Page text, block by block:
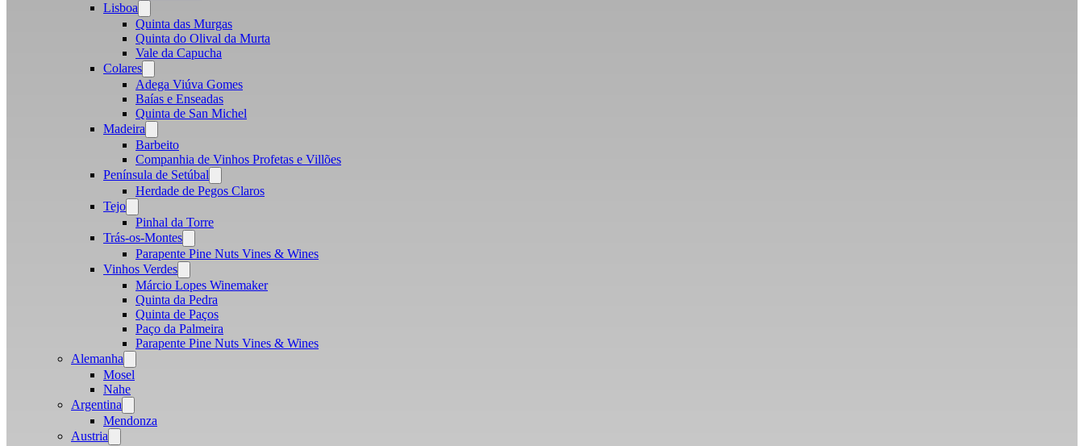
Lisboa
menu
Quinta das Murgas
Quinta do Olival da Murta
Vale da Capucha
Colares
menu
Adega Viúva Gomes
Baías e Enseadas
Quinta de San Michel
Madeira
menu
Barbeito
Companhia de Vinhos Profetas e Villões
Península de Setúbal
menu
Herdade de Pegos Claros
Tejo
menu
Pinhal da Torre
Trás-os-Montes
menu
Parapente Pine Nuts Vines & Wines
Vinhos Verdes
menu
Márcio Lopes Winemaker
Quinta da Pedra
Quinta de Paços
Paço da Palmeira
Parapente Pine Nuts Vines & Wines
Alemanha
menu
Mosel
Nahe
Argentina
menu
Mendonza
Austria